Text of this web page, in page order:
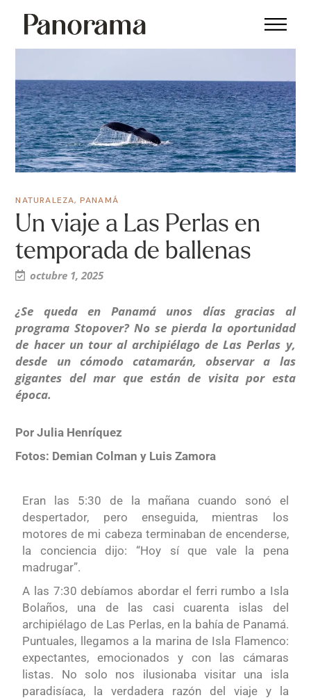
NATURALEZA, PANAMÁ
Un viaje a Las Perlas en
temporada de ballenas
octubre 1, 2025
¿Se queda en Panamá unos días gracias al
programa Stopover? No se pierda la oportunidad
de hacer un tour al archipiélago de Las Perlas y,
desde un cómodo catamarán, observar a las
gigantes del mar que están de visita por esta
época.
Por Julia Henríquez
Fotos: Demian Colman y Luis Zamora
Eran las 5:30 de la mañana cuando sonó el
despertador, pero enseguida, mientras los
motores de mi cabeza terminaban de encenderse,
la conciencia dijo: “Hoy sí que vale la pena
madrugar”.
A las 7:30 debíamos abordar el ferri rumbo a Isla
Bolaños, una de las casi cuarenta islas del
archipiélago de Las Perlas, en la bahía de Panamá.
Puntuales, llegamos a la marina de Isla Flamenco:
expectantes, emocionados y con las cámaras
listas. No solo nos ilusionaba visitar una isla
paradisíaca, la verdadera razón del viaje y la